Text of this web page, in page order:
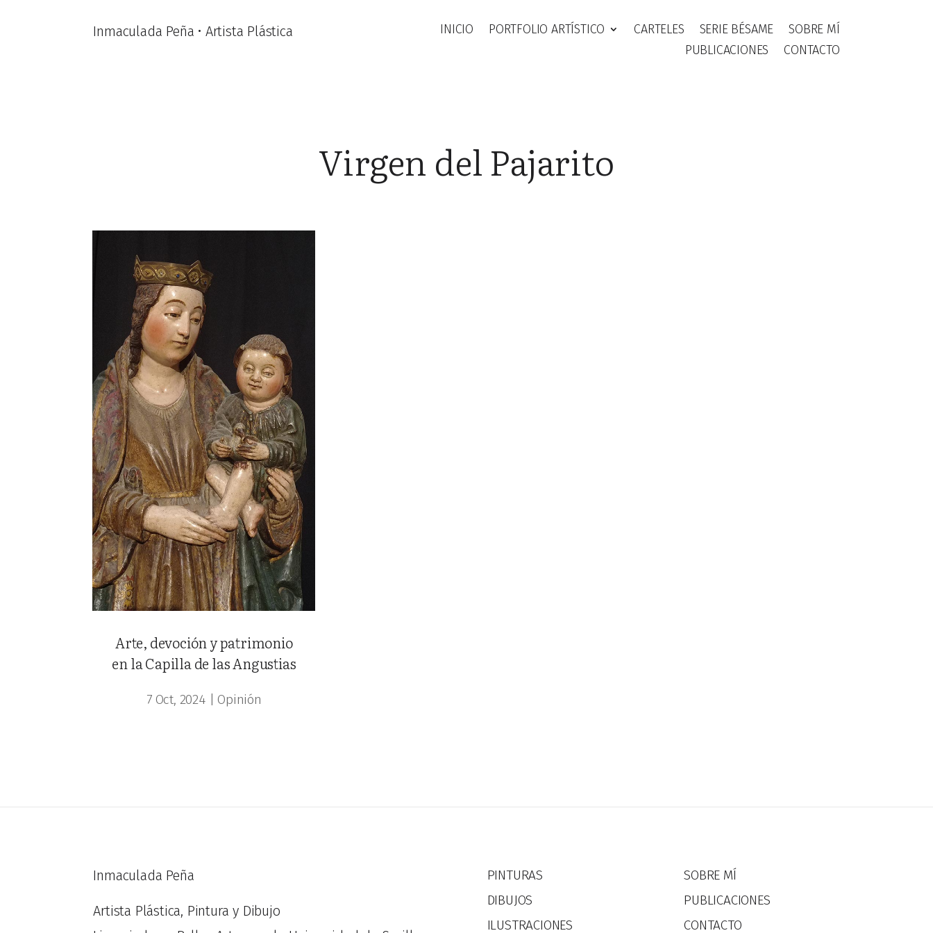
Inmaculada Peña • Artista Plástica INICIO PORTFOLIO ARTÍSTICO CARTELES SERIE BÉSAME
SOBRE MÍ
PUBLICACIONES
CONTACTO
Virgen del Pajarito
Arte, devoción y patrimonio
en la Capilla de las Angustias
7 Oct, 2024| Opinión
Inmaculada Peña
Artista Plástica, Pintura y Dibujo
PINTURAS
DIBUJOS
ILUSTRACIONES
SOBRE MÍ
PUBLICACIONES
CONTACTO